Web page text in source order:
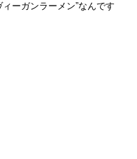
ーガンラーメン”なんです